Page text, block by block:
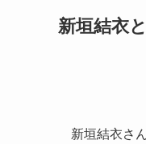
新垣結衣
新垣結衣さ